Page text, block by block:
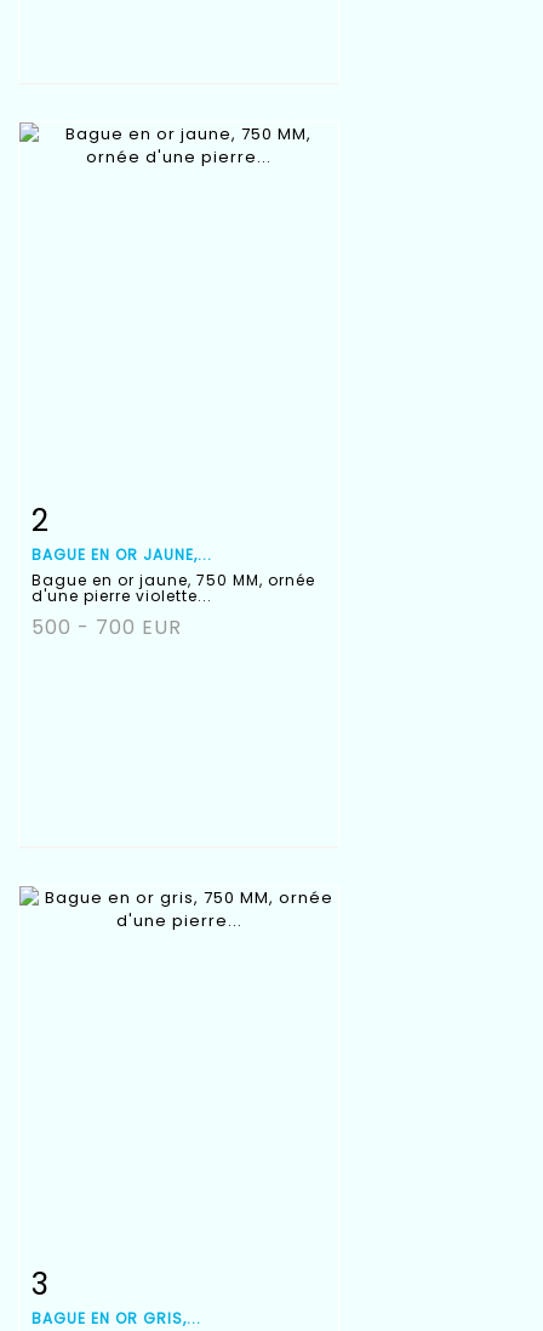
Fiche détaillée
2
BAGUE EN OR JAUNE,...
Bague en or jaune, 750 MM, ornée
d'une pierre violette...
500 - 700 EUR
Fiche détaillée
3
BAGUE EN OR GRIS,...